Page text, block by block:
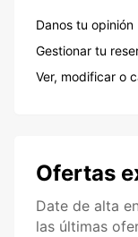
Danos tu opinión
Gestionar tu
Ver, modificar o
Ofertas
Date de alta
las últimas